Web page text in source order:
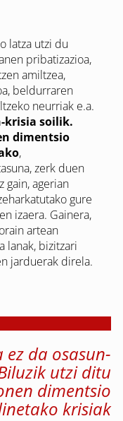
latza utzi du
pribatizazioa,
amiltzea,
beldurraren
neurriak e.a.
krisia soilik.
dimentsio
,
zerk duen
gain, agerian
gure
izaera. Gainera,
artean
lanak, bizitzari
jarduerak direla.
da osasun-
utzi ditu
dimentsio
krisiak